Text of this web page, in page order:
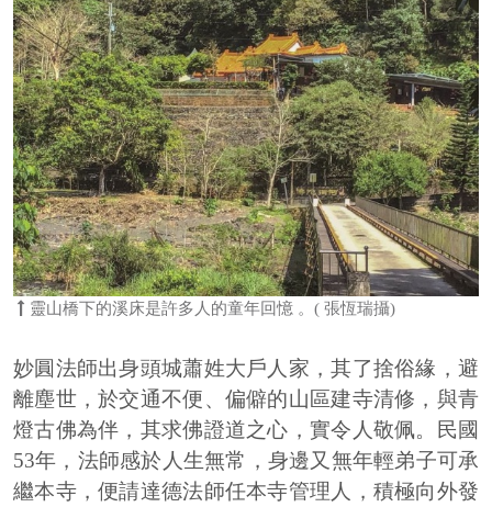
靈山橋下的溪床是許多人的童年回憶 。( 張恆瑞攝)
妙圓法師出身頭城蕭姓大戶人家，其了捨俗緣，避
離塵世，於交通不便、偏僻的山區建寺清修，與青
燈古佛為伴，其求佛證道之心，實令人敬佩。民國
53年，法師感於人生無常，身邊又無年輕弟子可承
繼本寺，便請達德法師任本寺管理人，積極向外發